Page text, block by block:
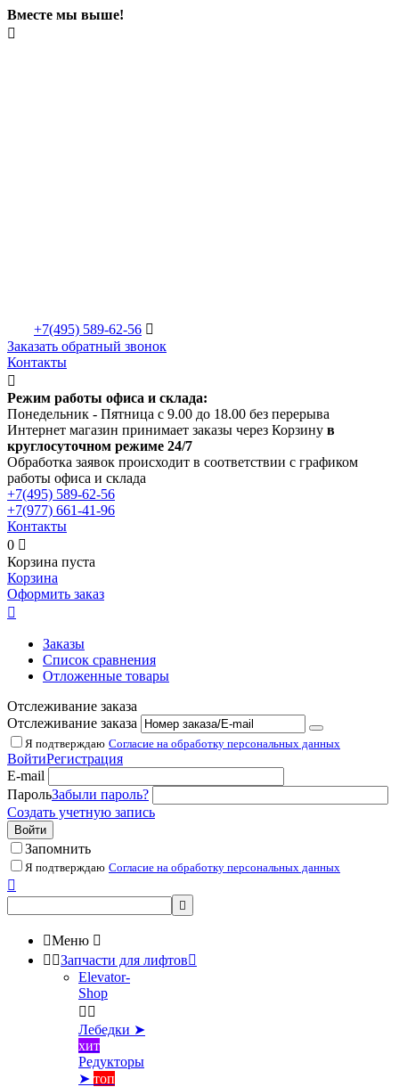
Вместе мы выше!

+7(495) 589-62-56 
Заказать обратный звонок
Контакты

Режим работы офиса и склада:
Понедельник - Пятница с 9.00 до 18.00 без перерыва
Интернет магазин принимает заказы через Корзину в
круглосуточном режиме 24/7
Обработка заявок происходит в соответствии с графиком
работы офиса и склада
+7(495) 589-62-56
+7(977) 661-41-96
Контакты
0 
Корзина пуста
Корзина
Оформить заказ

Заказы
Список сравнения
Отложенные товары
Отслеживание заказа
Отслеживание заказа
Я подтверждаю Согласие на обработку персональных данных
ВойтиРегистрация
E-mail
ПарольЗабыли пароль?
Создать учетную запись
Войти
Запомнить
Я подтверждаю Согласие на обработку персональных данных


Меню 
 Запчасти для лифтов
Elevator-
Shop
 
Лебедки ➤
хит
Редукторы
➤ топ